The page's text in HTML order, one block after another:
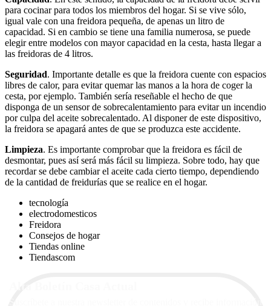
para cocinar para todos los miembros del hogar. Si se vive sólo,
igual vale con una freidora pequeña, de apenas un litro de
capacidad. Si en cambio se tiene una familia numerosa, se puede
elegir entre modelos con mayor capacidad en la cesta, hasta llegar a
las freidoras de 4 litros.
Seguridad. Importante detalle es que la freidora cuente con espacios
libres de calor, para evitar quemar las manos a la hora de coger la
cesta, por ejemplo. También sería reseñable el hecho de que
disponga de un sensor de sobrecalentamiento para evitar un incendio
por culpa del aceite sobrecalentado. Al disponer de este dispositivo,
la freidora se apagará antes de que se produzca este accidente.
Limpieza. Es importante comprobar que la freidora es fácil de
desmontar, pues así será más fácil su limpieza. Sobre todo, hay que
recordar se debe cambiar el aceite cada cierto tiempo, dependiendo
de la cantidad de freidurías que se realice en el hogar.
tecnología
electrodomesticos
Freidora
Consejos de hogar
Tiendas online
Tiendascom